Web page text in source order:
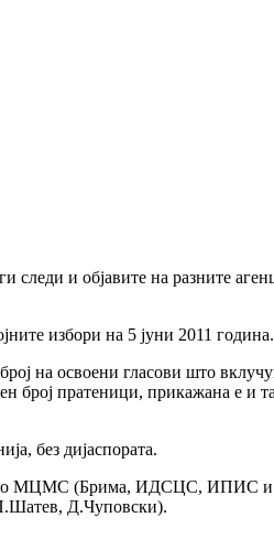
и објавите на разните
избори на 5 јуни 2011 година.
на освоени гласови што
број пратеници, прикажана е и
без дијаспората.
до МЦМС (Брима, ИДСЦС, ИПИС и
Д.Чуповски).